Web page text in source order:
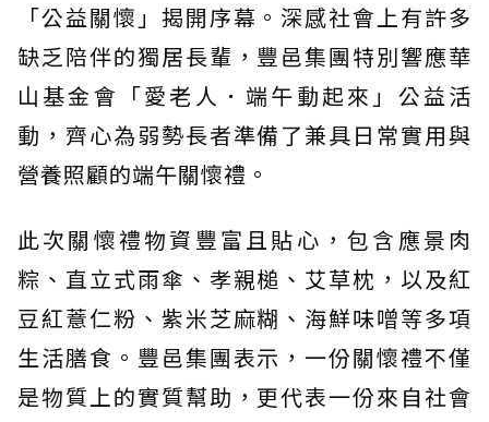
「公益關懷」揭開序幕。深感社會上有許多
缺乏陪伴的獨居長輩，豐邑集團特別響應華
山基金會「愛老人．端午動起來」公益活
動，齊心為弱勢長者準備了兼具日常實用與
營養照顧的端午關懷禮。
此次關懷禮物資豐富且貼心，包含應景肉
粽、直立式雨傘、孝親槌、艾草枕，以及紅
豆紅薏仁粉、紫米芝麻糊、海鮮味噌等多項
生活膳食。豐邑集團表示，一份關懷禮不僅
是物質上的實質幫助，更代表一份來自社會